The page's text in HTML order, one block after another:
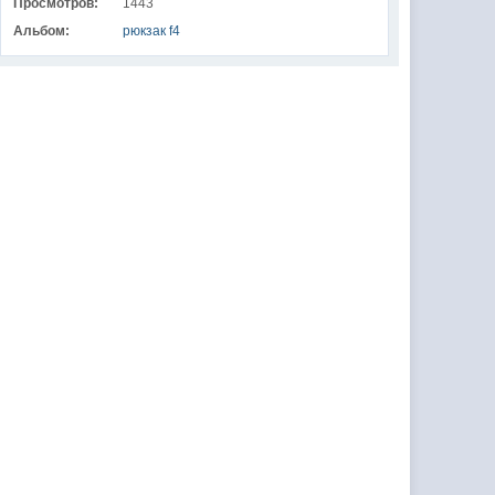
Просмотров:
1443
Альбом:
рюкзак f4